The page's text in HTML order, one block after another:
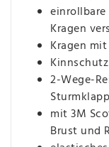
Kragen
Kragen
Kinnschutz
2-Wege-
mit 3M
Brust und